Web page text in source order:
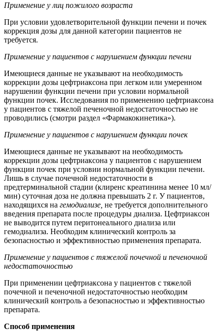
Применение у лиц пожилого возраста
При условии удовлетворительной функции печени и почек
коррекция дозы для данной категории пациентов не
требуется.
Применение у пациентов с нарушением функции печени
Имеющиеся данные не указывают на необходимость
коррекции дозы цефтриаксона при легком или умеренном
нарушении функции печени при условии нормальной
функции почек. Исследования по применению цефтриаксона
у пациентов с тяжелой печеночной недостаточностью не
проводились (смотри раздел «Фармакокинетика»).
Применение у пациентов с нарушением функции почек
Имеющиеся данные не указывают на необходимость
коррекции дозы цефтриаксона у пациентов с нарушением
функции почек при условии нормальной функции печени.
Лишь в случае почечной недостаточности в
предтерминальной стадии (клиренс креатинина менее 10 мл/
мин) суточная доза не должна превышать 2 г. У пациентов,
находящихся на гемодиализе, не требуется дополнительного
введения препарата после процедуры диализа. Цефтриаксон
не выводится путем перитонеального диализа или
гемодиализа. Необходим клинический контроль за
безопасностью и эффективностью применения препарата.
Применение у пациентов с тяжелой почечной и печеночной
недостаточностью
При применении цефтриаксона у пациентов с тяжелой
почечной и печеночной недостаточностью необходим
клинический контроль а безопасностью и эффективностью
препарата.
Способ применения